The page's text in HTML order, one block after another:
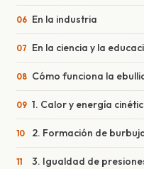
En la industria
En la ciencia y la
Cómo funciona la
1. Calor y energía
2. Formación de
3. Igualdad de